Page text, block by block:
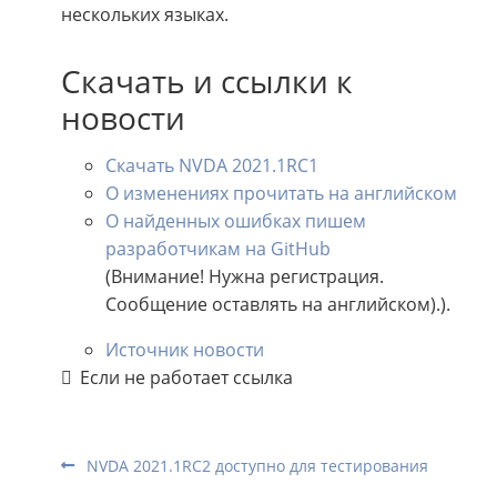
нескольких языках.
Скачать и ссылки к
новости
Скачать NVDA 2021.1RC1
О изменениях прочитать на английском
О найденных ошибках пишем
разработчикам на GitHub
(Внимание! Нужна регистрация.
Сообщение оставлять на английском).).
Источник новости
Если не работает ссылка
NVDA 2021.1RC2 доступно для тестирования